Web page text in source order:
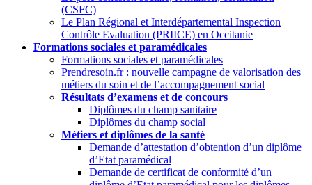
(CSFC)
Le Plan Régional et Interdépartemental Inspection
Contrôle Evaluation (PRIICE) en Occitanie
Formations sociales et paramédicales
Formations sociales et paramédicales
Prendresoin.fr : nouvelle campagne de valorisation des
métiers du soin et de l’accompagnement social
Résultats d’examens et de concours
Diplômes du champ sanitaire
Diplômes du champ social
Métiers et diplômes de la santé
Demande d’attestation d’obtention d’un diplôme
d’Etat paramédical
Demande de certificat de conformité d’un